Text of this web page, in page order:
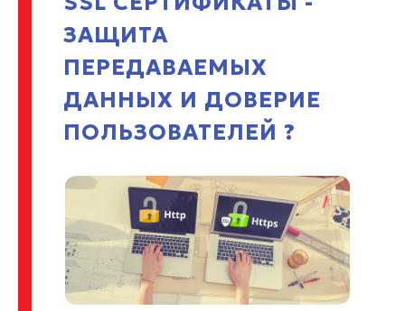
ЗАЩИТА
ПЕРЕДАВАЕМЫХ
ДАННЫХ И ДОВЕРИЕ
ПОЛЬЗОВАТЕЛЕЙ ?